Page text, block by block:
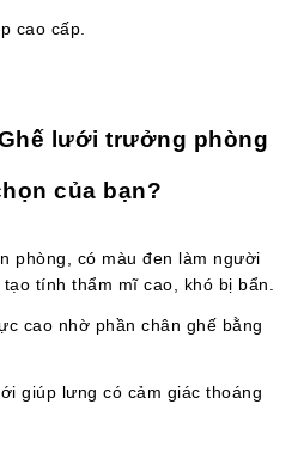
cao cấp.
lưới trưởng phòng
của bạn?
phòng, có màu đen làm người
tính thẩm mĩ cao, khó bị bẩn.
cao nhờ phần chân ghế bằng
giúp lưng có cảm giác thoáng